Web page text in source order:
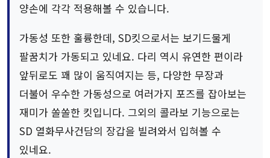
양손에 각각 적용해볼 수 있습니다.
가동성 또한 훌륭한데, SD킷으로서는 보기드물게
팔꿈치가 가동되고 있네요. 다리 역시 유연한 편이라
앞뒤로도 꽤 많이 움직여지는 등, 다양한 무장과
더불어 우수한 가동성으로 여러가지 포즈를 잡아보는
재미가 쏠쏠한 킷입니다. 그외의 콜라보 기능으로는
SD 열화무사건담의 장갑을 빌려와서 입혀볼 수
있네요.